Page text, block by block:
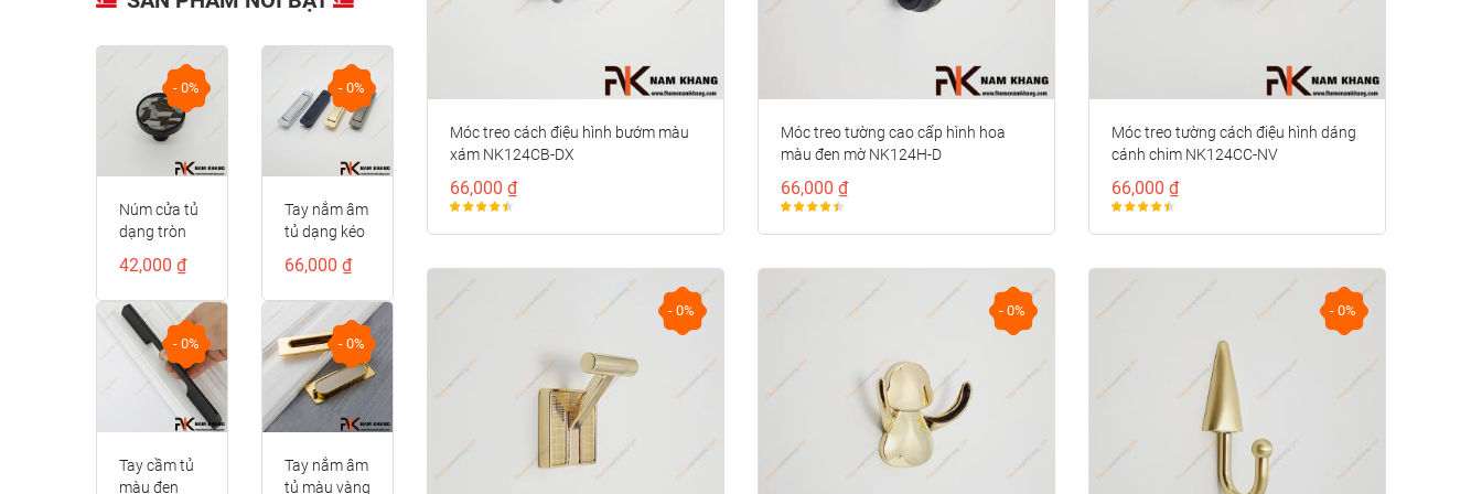
Núm cửa tủ
dạng tròn
NK435-DXC
42,000 ₫
- 0%
Tay cầm tủ
màu đen
- 0%
Tay nắm âm
tủ dạng kéo
NK436A-X
66,000 ₫
- 0%
Tay nắm âm
tủ màu vàng
Núm cửa tủ
hình cầu
NK328
96,000 ₫
- 0%
cửa tủ đồng
NK497D-RC-
146,000 ₫
Tay nắm
Tay nắm
cửa tủ bán
sóng tròn
196,000 ₫
Móc treo cách điệu hình bướm màu
xám NK124CB-DX
66,000 ₫
Móc treo tường cao cấp hình hoa
màu đen mờ NK124H-D
66,000 ₫
Móc treo tường cách điệu hình dáng
cánh chim NK124CC-NV
66,000 ₫
- 0% - 0% - 0%